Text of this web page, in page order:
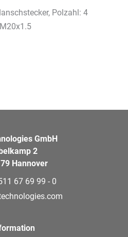
Polzahl: 4
GmbH
2
Hannover
67 69 99 - 0